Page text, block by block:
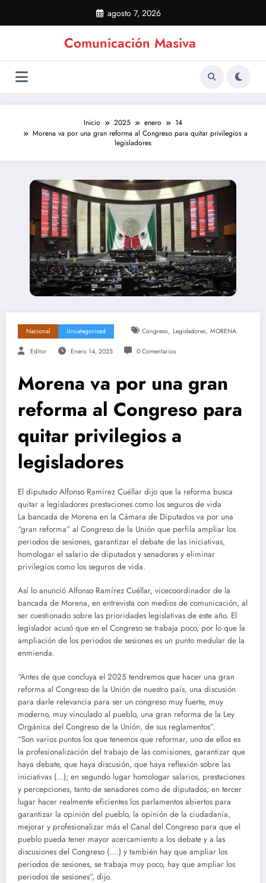
contenido
agosto 7, 2026
Comunicación Masiva
Inicio 2025 enero
14
Morena va por una gran reforma al Congreso para quitar privilegios a
legisladores
Nacional Uncategorized Congreso, Legisladores, MORENA
Editor Enero 14, 2025 0 Comentarios
Morena va por una gran
reforma al Congreso para
quitar privilegios a
legisladores
El diputado Alfonso Ramírez Cuéllar dijo que la reforma busca
quitar a legisladores prestaciones como los seguros de vida
La bancada de Morena en la Cámara de Diputados va por una
“gran reforma” al Congreso de la Unión que perfila ampliar los
periodos de sesiones, garantizar el debate de las iniciativas,
homologar el salario de diputados y senadores y eliminar
privilegios como los seguros de vida.
Así lo anunció Alfonso Ramírez Cuéllar, vicecoordinador de la
bancada de Morena, en entrevista con medios de comunicación, al
ser cuestionado sobre las prioridades legislativas de este año. El
legislador acusó que en el Congreso se trabaja poco, por lo que la
ampliación de los periodos de sesiones es un punto medular de la
enmienda.
“Antes de que concluya el 2025 tendremos que hacer una gran
reforma al Congreso de la Unión de nuestro país, una discusión
para darle relevancia para ser un congreso muy fuerte, muy
moderno, muy vinculado al pueblo, una gran reforma de la Ley
Orgánica del Congreso de la Unión, de sus reglamentos”.
“Son varios puntos los que tenemos que reformar, uno de ellos es
la profesionalización del trabajo de las comisiones, garantizar que
haya debate, que haya discusión, que haya reflexión sobre las
iniciativas (…); en segundo lugar homologar salarios, prestaciones
y percepciones, tanto de senadores como de diputados; en tercer
lugar hacer realmente eficientes los parlamentos abiertos para
garantizar la opinión del pueblo, la opinión de la ciudadanía,
mejorar y profesionalizar más el Canal del Congreso para que el
pueblo pueda tener mayor acercamiento a los debate y a las
discusiones del Congreso (….) y también hay que ampliar los
periodos de sesiones, se trabaja muy poco, hay que ampliar los
periodos de sesiones”, dijo.